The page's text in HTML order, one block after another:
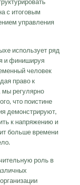
с итоговым
управления
использует ряд
и финишируя
человек
право к
мы регулярно
что поистине
демонстрируют,
к напряжению и
больше времени
роль в